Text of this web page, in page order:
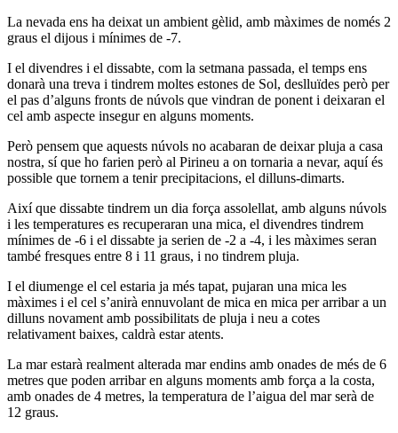
La nevada ens ha deixat un ambient gèlid, amb màximes de només 2
graus el dijous i mínimes de -7.
I el divendres i el dissabte, com la setmana passada, el temps ens
donarà una treva i tindrem moltes estones de Sol, deslluïdes però per
el pas d’alguns fronts de núvols que vindran de ponent i deixaran el
cel amb aspecte insegur en alguns moments.
Però pensem que aquests núvols no acabaran de deixar pluja a casa
nostra, sí que ho farien però al Pirineu a on tornaria a nevar, aquí és
possible que tornem a tenir precipitacions, el dilluns-dimarts.
Així que dissabte tindrem un dia força assolellat, amb alguns núvols
i les temperatures es recuperaran una mica, el divendres tindrem
mínimes de -6 i el dissabte ja serien de -2 a -4, i les màximes seran
també fresques entre 8 i 11 graus, i no tindrem pluja.
I el diumenge el cel estaria ja més tapat, pujaran una mica les
màximes i el cel s’anirà ennuvolant de mica en mica per arribar a un
dilluns novament amb possibilitats de pluja i neu a cotes
relativament baixes, caldrà estar atents.
La mar estarà realment alterada mar endins amb onades de més de 6
metres que poden arribar en alguns moments amb força a la costa,
amb onades de 4 metres, la temperatura de l’aigua del mar serà de
12 graus.